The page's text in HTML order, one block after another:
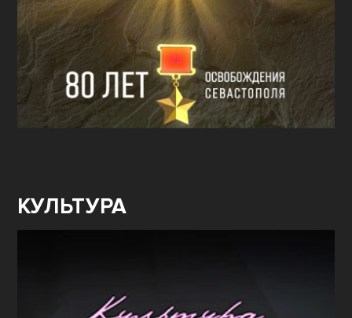
КУЛЬТУРА